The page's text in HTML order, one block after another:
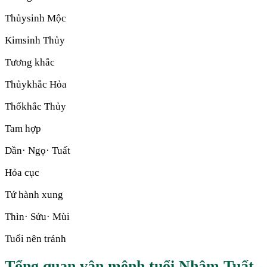
Thủysinh Mộc
Kimsinh Thủy
Tương khắc
Thủykhắc Hỏa
Thổkhắc Thủy
Tam hợp
Dần· Ngọ· Tuất
Hỏa cục
Tứ hành xung
Thìn· Sửu· Mùi
Tuổi nên tránh